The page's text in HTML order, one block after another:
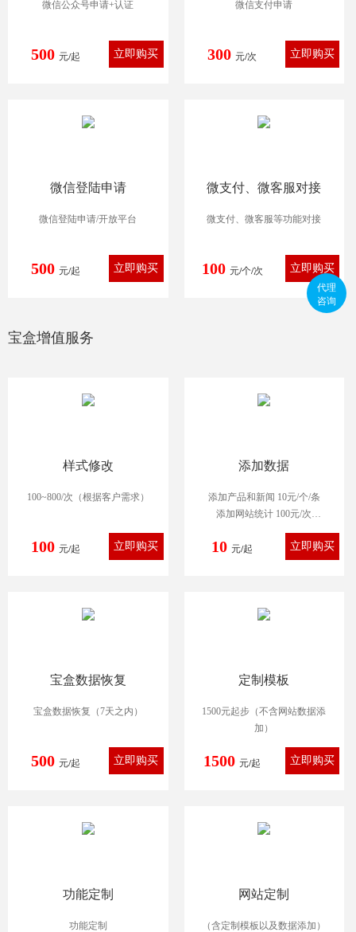
微信公众号申请+认证
500 元/起
微信支付申请
300 元/次
微信登陆申请
微信登陆申请/开放平台
500 元/起
微支付、微客服对接
微支付、微客服等功能对接
100 元/个/次
宝盒增值服务
样式修改
100~800/次（根据客户需求）
100 元/起
添加数据
添加产品和新闻 10元/个/条
添加网站统计 100元/次
添加上传图片 20元/张
上传logo（不含制作） 50元/次
10 元/起
宝盒数据恢复
宝盒数据恢复（7天之内）
500 元/起
定制模板
1500元起步（不含网站数据添
加）
1500 元/起
功能定制
功能定制
网站定制
（含定制模板以及数据添加）
代理
咨询